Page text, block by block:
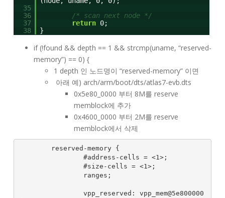
35
36
/* scan next node */
37
return 0;
38
}
if (!found && depth == 1 && strcmp(uname, “reserved-
memory”) == 0) {
1 depth 인 노드명이 “reserved-memory” 이면
아래 예) arch/arm/boot/dts/atlas7-evb.dts
0x5e80_0000 부터 8M를 reserve
memblock에 추가
0x4600_0000 부터 2M를 reserve
memblock에서 삭제